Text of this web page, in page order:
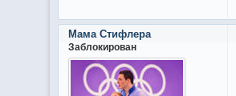
Мама Стифлера
Заблокирован